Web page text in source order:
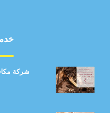
شركة